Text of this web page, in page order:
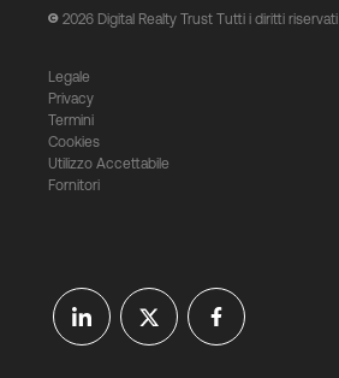
2026 Digital Realty Trust Tutti i diritti riservati
Legale
Privacy
Termini
Cookies
Utilizzo Accettabile
Fornitori